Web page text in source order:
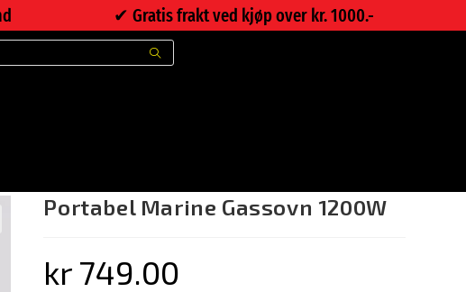
✔︎ Gratis frakt ved kjøp over kr. 1000.-
Portabel Marine Gassovn 1200W
kr 749.00